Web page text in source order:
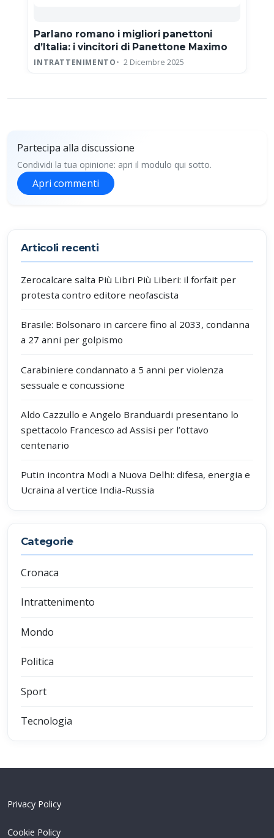
Parlano romano i migliori panettoni
d’Italia: i vincitori di Panettone Maximo
INTRATTENIMENTO 2 Dicembre 2025
Partecipa alla discussione
Condividi la tua opinione: apri il modulo qui sotto.
Apri commenti
Articoli recenti
Zerocalcare salta Più Libri Più Liberi: il forfait per
protesta contro editore neofascista
Brasile: Bolsonaro in carcere fino al 2033, condanna
a 27 anni per golpismo
Carabiniere condannato a 5 anni per violenza
sessuale e concussione
Aldo Cazzullo e Angelo Branduardi presentano lo
spettacolo Francesco ad Assisi per l’ottavo
centenario
Putin incontra Modi a Nuova Delhi: difesa, energia e
Ucraina al vertice India-Russia
Categorie
Cronaca
Intrattenimento
Mondo
Politica
Sport
Tecnologia
Privacy Policy
Cookie Policy